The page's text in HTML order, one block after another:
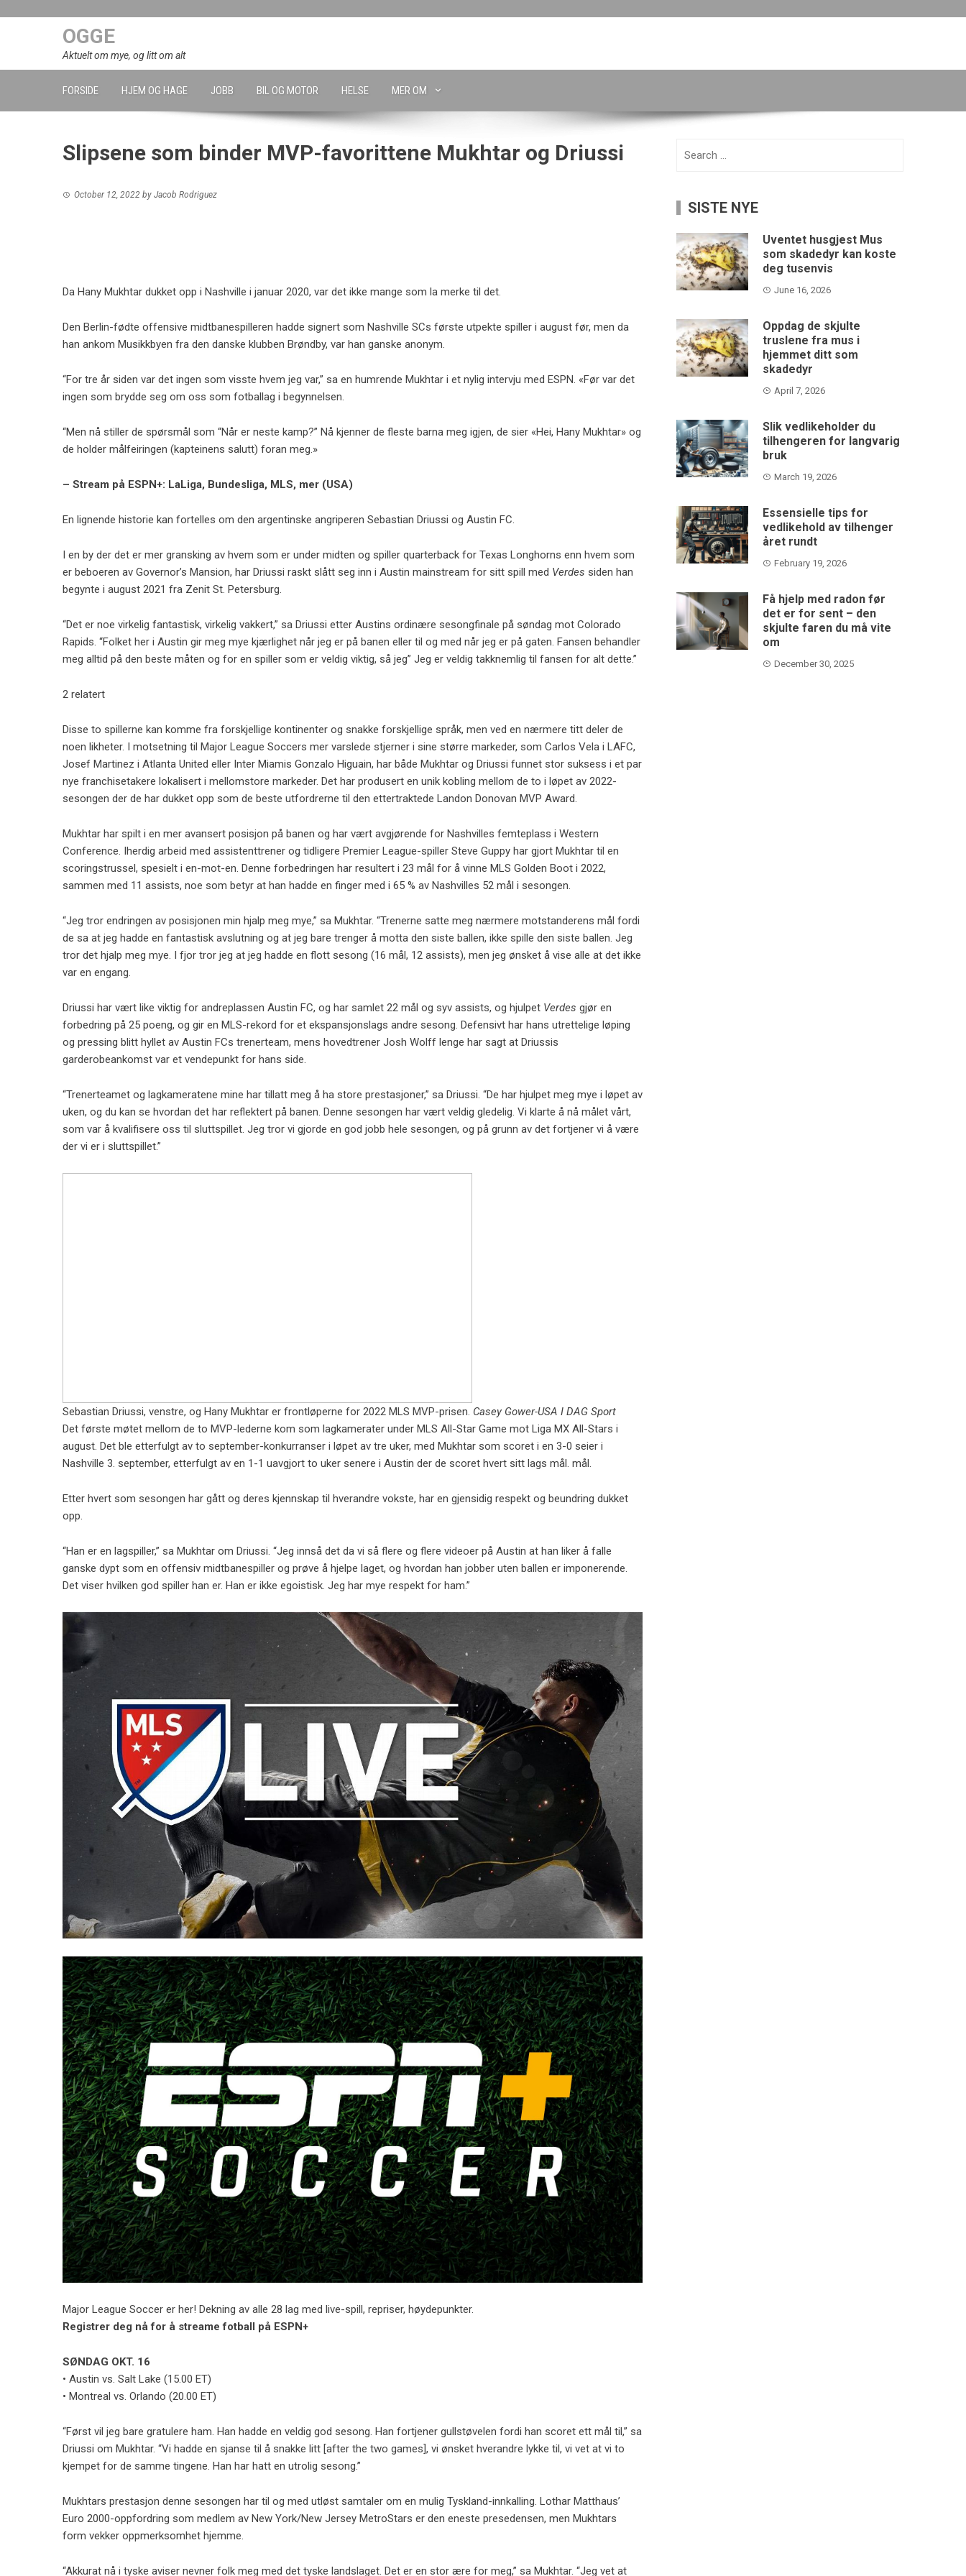
OGGE
Aktuelt om mye, og litt om alt
FORSIDE HJEM OG HAGE JOBB BIL OG MOTOR HELSE MER OM
Slipsene som binder MVP-favorittene Mukhtar og Driussi
October 12, 2022 by Jacob Rodriguez
Da Hany Mukhtar dukket opp i Nashville i januar 2020, var det ikke mange som la merke til det.
Den Berlin-fødte offensive midtbanespilleren hadde signert som Nashville SCs første utpekte spiller i august før, men da
han ankom Musikkbyen fra den danske klubben Brøndby, var han ganske anonym.
“For tre år siden var det ingen som visste hvem jeg var,” sa en humrende Mukhtar i et nylig intervju med ESPN. «Før var det
ingen som brydde seg om oss som fotballag i begynnelsen.
“Men nå stiller de spørsmål som “Når er neste kamp?” Nå kjenner de fleste barna meg igjen, de sier «Hei, Hany Mukhtar» og
de holder målfeiringen (kapteinens salutt) foran meg.»
– Stream på ESPN+: LaLiga, Bundesliga, MLS, mer (USA)
En lignende historie kan fortelles om den argentinske angriperen Sebastian Driussi og Austin FC.
I en by der det er mer gransking av hvem som er under midten og spiller quarterback for Texas Longhorns enn hvem som
er beboeren av Governor’s Mansion, har Driussi raskt slått seg inn i Austin mainstream for sitt spill med Verdes siden han
begynte i august 2021 fra Zenit St. Petersburg.
“Det er noe virkelig fantastisk, virkelig vakkert,” sa Driussi etter Austins ordinære sesongfinale på søndag mot Colorado
Rapids. “Folket her i Austin gir meg mye kjærlighet når jeg er på banen eller til og med når jeg er på gaten. Fansen behandler
meg alltid på den beste måten og for en spiller som er veldig viktig, så jeg” Jeg er veldig takknemlig til fansen for alt dette.”
2 relatert
Disse to spillerne kan komme fra forskjellige kontinenter og snakke forskjellige språk, men ved en nærmere titt deler de
noen likheter. I motsetning til Major League Soccers mer varslede stjerner i sine større markeder, som Carlos Vela i LAFC,
Josef Martinez i Atlanta United eller Inter Miamis Gonzalo Higuain, har både Mukhtar og Driussi funnet stor suksess i et par
nye franchisetakere lokalisert i mellomstore markeder. Det har produsert en unik kobling mellom de to i løpet av 2022-
sesongen der de har dukket opp som de beste utfordrerne til den ettertraktede Landon Donovan MVP Award.
Mukhtar har spilt i en mer avansert posisjon på banen og har vært avgjørende for Nashvilles femteplass i Western
Conference. Iherdig arbeid med assistenttrener og tidligere Premier League-spiller Steve Guppy har gjort Mukhtar til en
scoringstrussel, spesielt i en-mot-en. Denne forbedringen har resultert i 23 mål for å vinne MLS Golden Boot i 2022,
sammen med 11 assists, noe som betyr at han hadde en finger med i 65 % av Nashvilles 52 mål i sesongen.
“Jeg tror endringen av posisjonen min hjalp meg mye,” sa Mukhtar. “Trenerne satte meg nærmere motstanderens mål fordi
de sa at jeg hadde en fantastisk avslutning og at jeg bare trenger å motta den siste ballen, ikke spille den siste ballen. Jeg
tror det hjalp meg mye. I fjor tror jeg at jeg hadde en flott sesong (16 mål, 12 assists), men jeg ønsket å vise alle at det ikke
var en engang.
Driussi har vært like viktig for andreplassen Austin FC, og har samlet 22 mål og syv assists, og hjulpet Verdes gjør en
forbedring på 25 poeng, og gir en MLS-rekord for et ekspansjonslags andre sesong. Defensivt har hans utrettelige løping
og pressing blitt hyllet av Austin FCs trenerteam, mens hovedtrener Josh Wolff lenge har sagt at Driussis
garderobeankomst var et vendepunkt for hans side.
“Trenerteamet og lagkameratene mine har tillatt meg å ha store prestasjoner,” sa Driussi. “De har hjulpet meg mye i løpet av
uken, og du kan se hvordan det har reflektert på banen. Denne sesongen har vært veldig gledelig. Vi klarte å nå målet vårt,
som var å kvalifisere oss til sluttspillet. Jeg tror vi gjorde en god jobb hele sesongen, og på grunn av det fortjener vi å være
der vi er i sluttspillet.”
Sebastian Driussi, venstre, og Hany Mukhtar er frontløperne for 2022 MLS MVP-prisen. Casey Gower-USA I DAG Sport
Det første møtet mellom de to MVP-lederne kom som lagkamerater under MLS All-Star Game mot Liga MX All-Stars i
august. Det ble etterfulgt av to september-konkurranser i løpet av tre uker, med Mukhtar som scoret i en 3-0 seier i
Nashville 3. september, etterfulgt av en 1-1 uavgjort to uker senere i Austin der de scoret hvert sitt lags mål. mål.
Etter hvert som sesongen har gått og deres kjennskap til hverandre vokste, har en gjensidig respekt og beundring dukket
opp.
“Han er en lagspiller,” sa Mukhtar om Driussi. “Jeg innså det da vi så flere og flere videoer på Austin at han liker å falle
ganske dypt som en offensiv midtbanespiller og prøve å hjelpe laget, og hvordan han jobber uten ballen er imponerende.
Det viser hvilken god spiller han er. Han er ikke egoistisk. Jeg har mye respekt for ham.”
Major League Soccer er her! Dekning av alle 28 lag med live-spill, repriser, høydepunkter.
Registrer deg nå for å streame fotball på ESPN+
SØNDAG OKT. 16
• Austin vs. Salt Lake (15.00 ET)
• Montreal vs. Orlando (20.00 ET)
“Først vil jeg bare gratulere ham. Han hadde en veldig god sesong. Han fortjener gullstøvelen fordi han scoret ett mål til,” sa
Driussi om Mukhtar. “Vi hadde en sjanse til å snakke litt [after the two games], vi ønsket hverandre lykke til, vi vet at vi to
kjempet for de samme tingene. Han har hatt en utrolig sesong.”
Mukhtars prestasjon denne sesongen har til og med utløst samtaler om en mulig Tyskland-innkalling. Lothar Matthaus’
Euro 2000-oppfordring som medlem av New York/New Jersey MetroStars er den eneste presedensen, men Mukhtars
form vekker oppmerksomhet hjemme.
“Akkurat nå i tyske aviser nevner folk meg med det tyske landslaget. Det er en stor ære for meg,” sa Mukhtar. “Jeg vet at
SISTE NYE
Uventet husgjest Mus
som skadedyr kan koste
deg tusenvis
June 16, 2026
Oppdag de skjulte
truslene fra mus i
hjemmet ditt som
skadedyr
April 7, 2026
Slik vedlikeholder du
tilhengeren for langvarig
bruk
March 19, 2026
Essensielle tips for
vedlikehold av tilhenger
året rundt
February 19, 2026
Få hjelp med radon før
det er for sent – den
skjulte faren du må vite
om
December 30, 2025